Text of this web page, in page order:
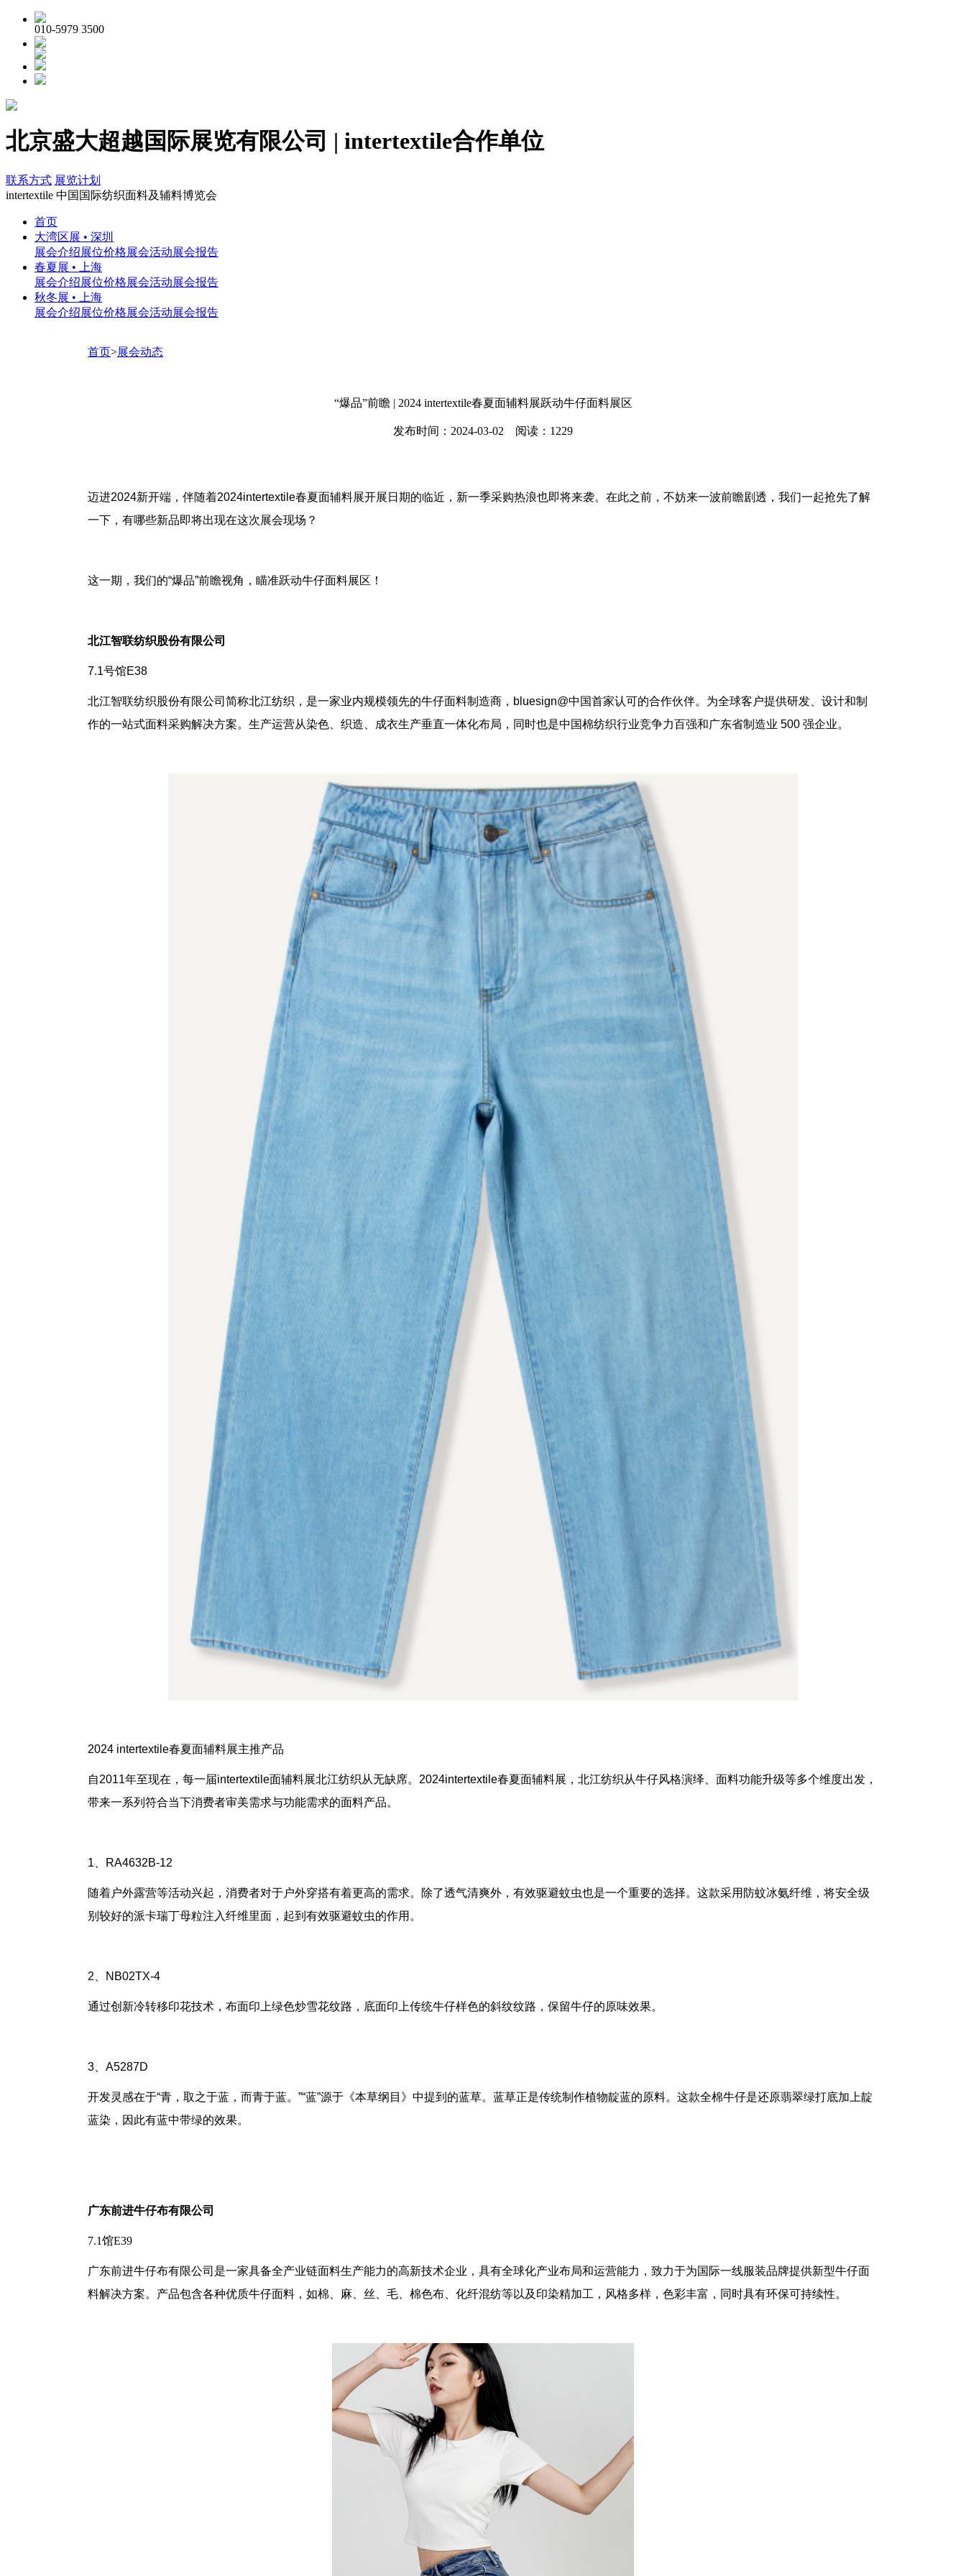
010-5979 3500
北京盛大超越国际展览有限公司 | intertextile合作单位
联系方式 展览计划
intertextile 中国国际纺织面料及辅料博览会
首页
大湾区展 • 深圳
展会介绍展位价格展会活动展会报告
春夏展 • 上海
展会介绍展位价格展会活动展会报告
秋冬展 • 上海
展会介绍展位价格展会活动展会报告
首页>展会动态
“爆品”前瞻 | 2024 intertextile春夏面辅料展跃动牛仔面料展区
发布时间：2024-03-02 阅读：1229
迈进2024新开端，伴随着2024intertextile春夏面辅料展开展日期的临近，新一季采购热浪也即将来袭。在此之前，不妨来一波前瞻剧透，我们一起抢先了解
一下，有哪些新品即将出现在这次展会现场？
这一期， 我们的“爆品”前瞻视角， 瞄准跃动牛仔面料展区！
北江智联纺织股份有限公司
7.1号馆E38
北江智联纺织股份有限公司简称北江纺织，是一家业内规模领先的牛仔面料制造商， bluesign@中国首家认可的合作伙伴。为全球客户提供研发、设计和制
作的一站式面料采购解决方案。生产运营从染色、织造、成衣生产垂直一体化布局，同时也是中国棉纺织行业竞争力百强和广东省制造业 500 强企业。
2024 intertextile春夏面辅料展主推产品
自2011年至现在，每一届intertextile面辅料展北江纺织从无缺席。 2024intertextile春夏面辅料展，北江纺织从牛仔风格演绎、面料功能升级等多个维度出发，
带来一系列符合当下消费者审美需求与功能需求的面料产品。
1 RA4632B-12
随着户外露营等活动兴起，消费者对于户外穿搭有着更高的需求。除了透气清爽外，有效驱避蚊虫也是一个重要的选择。这款采用防蚊冰氨纤维，将安全级
别较好的派卡瑞丁母粒注入纤维里面，起到有效驱避蚊虫的作用。
2 NB02TX-4
通过创新冷转移印花技术，布面印上绿色炒雪花纹路，底面印上传统牛仔样色的斜纹纹路，保留牛仔的原味效果。
3 A5287D
开发灵感在于“青，取之于蓝，而青于蓝。”“蓝”源于《本草纲目》中提到的蓝草。蓝草正是传统制作植物靛蓝的原料。这款全棉牛仔是还原翡翠绿打底加上靛
蓝染，因此有蓝中带绿的效果。
广东前进牛仔布有限公司
7.1馆E39
广东前进牛仔布有限公司是一家具备全产业链面料生产能力的高新技术企业，具有全球化产业布局和运营能力，致力于为国际一线服装品牌提供新型牛仔面
料解决方案。产品包含各种优质牛仔面料，如棉、麻、丝、毛、棉色布、化纤混纺等以及印染精加工，风格多样，色彩丰富，同时具有环保可持续性。